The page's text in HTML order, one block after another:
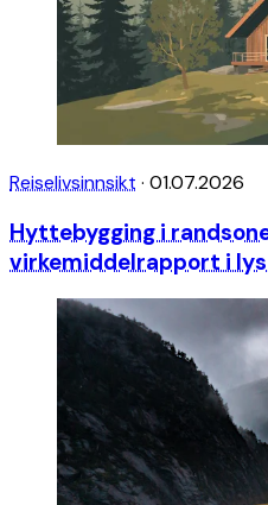
Reiselivsinnsikt · 01.07.2026
Hyttebygging i
virkemiddelrapport i